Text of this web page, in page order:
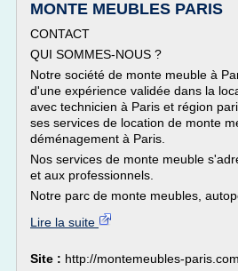
MONTE MEUBLES PARIS
CONTACT
QUI SOMMES-NOUS ?
Notre société de monte meuble à
d'une expérience validée dans la
avec technicien à Paris et région
ses services de location de monte
déménagement à Paris.
Nos services de monte meuble
et aux professionnels.
Notre parc de monte meubles,
Lire la suite
Site : http://montemeubles-paris.com